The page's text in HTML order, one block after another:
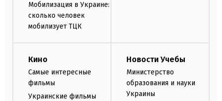
Мобилизация в Украине:
сколько человек
мобилизует ТЦК
Кино
Самые интересные
фильмы
Украинские фильмы
Новости Учебы
Министерство
образования и науки
Украины